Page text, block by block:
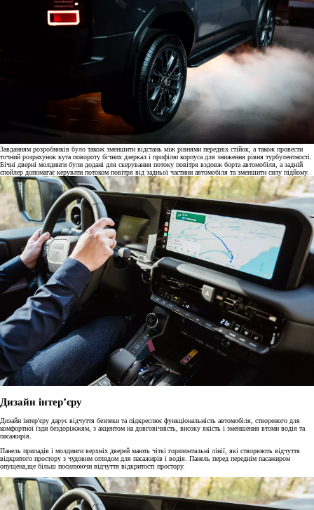
Завданням розробників було також зменшити відстань між рівнями передніх стійок, а також провести
точний розрахунок кута повороту бічних дзеркал і профілю корпуса для зниження рівня турбулентності.
Бічні дверні молдинги були додані для скерування потоку повітря вздовж борта автомобіля, а задній
спойлер допомагає керувати потоком повітря від задньої частини автомобіля та зменшити силу підйому.
Дизайн інтер’єру
Дизайн інтер'єру дарує відчуття безпеки та підкреслює функціональність автомобіля, створеного для
комфортної їзди бездоріжжям, з акцентом на довговічність, високу якість і зменшення втоми водія та
пасажирів.
Панель приладів і молдинги верхніх дверей мають чіткі горизонтальні лінії, які створюють відчуття
відкритого простору з чудовим оглядом для пасажирів і водія. Панель перед переднім пасажиром
опущена,ще більш посилюючи відчуття відкритості простору.